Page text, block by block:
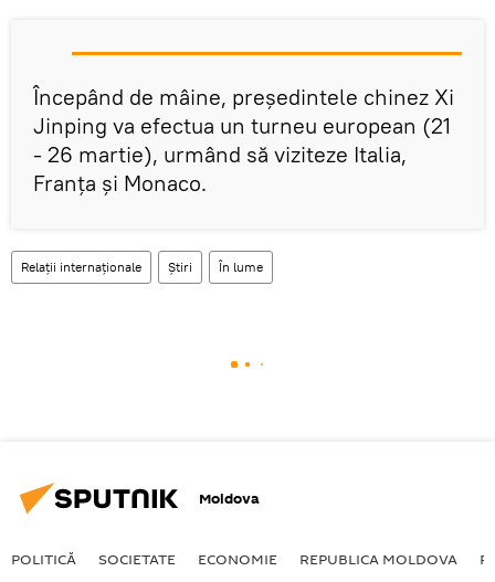
Începând de mâine, preşedintele chinez Xi
Jinping va efectua un turneu european (21
- 26 martie), urmând să viziteze Italia,
Franţa şi Monaco.
Relații internaționale Știri În lume
Moldova
POLITICĂ SOCIETATE ECONOMIE REPUBLICA MOLDOVA